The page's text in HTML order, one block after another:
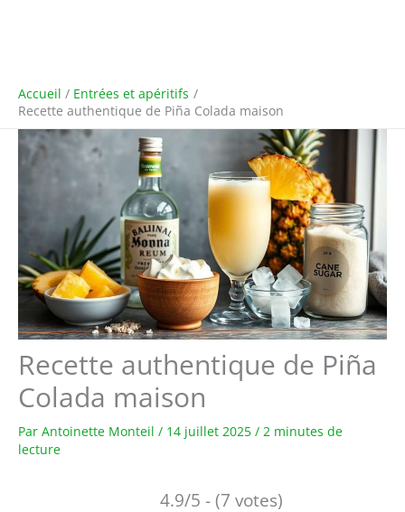
Accueil
Entrées et apéritifs
Recette authentique de Piña Colada maison
Recette authentique de Piña
Colada maison
Par Antoinette Monteil / 14 juillet 2025 / 2 minutes de
lecture
4.9/5 - (7 votes)